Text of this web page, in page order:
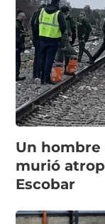
Un hombre
murió
Escobar